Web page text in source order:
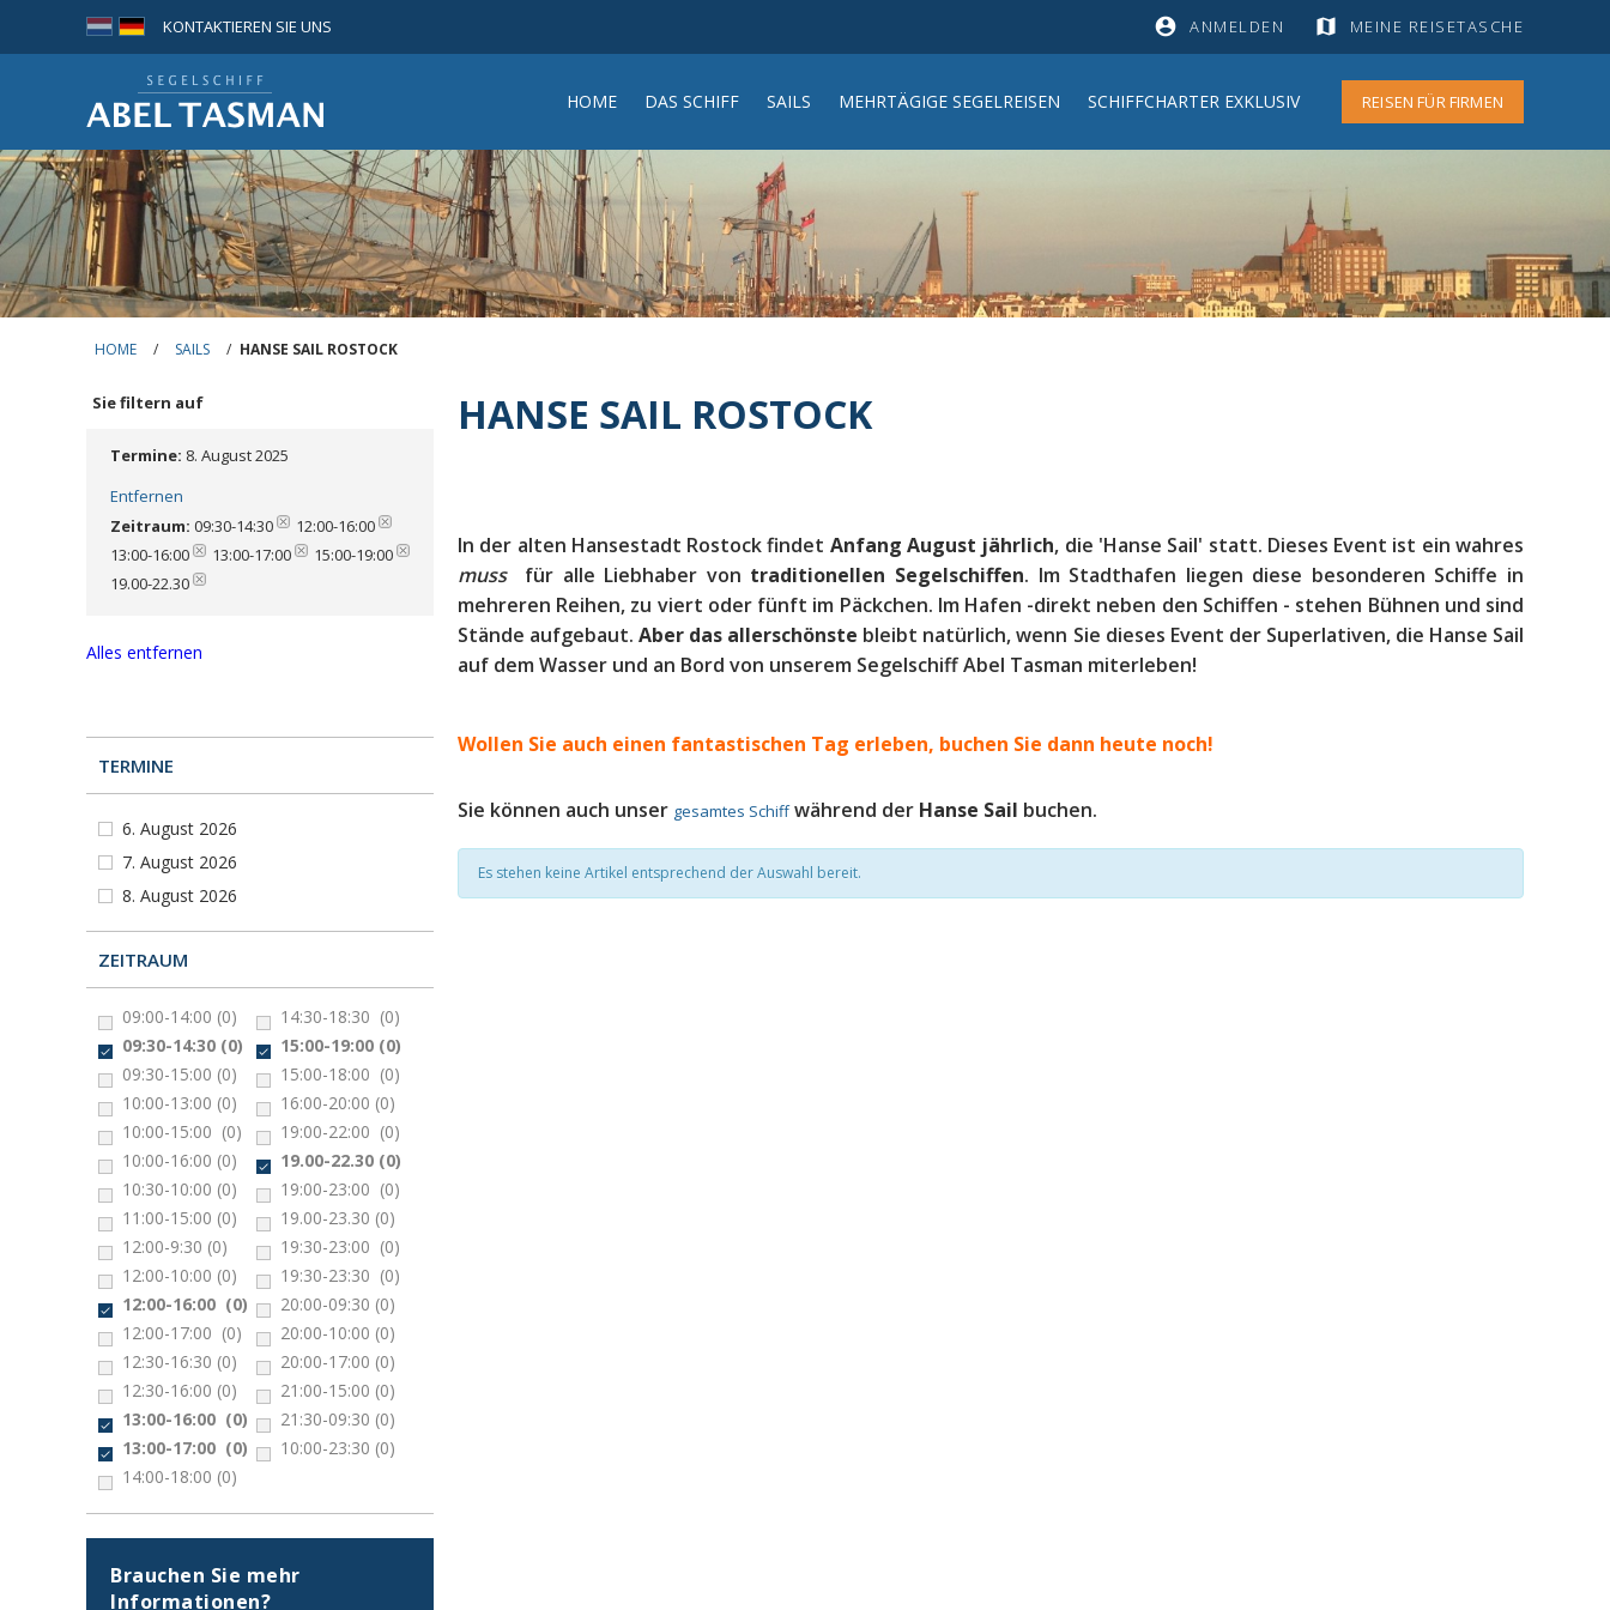
account_circle ANMELDEN map MEINE REISETASCHE
KONTAKTIEREN SIE UNS
REISEN FÜR FIRMEN
HOME DAS SCHIFF SAILS MEHRTÄGIGE SEGELREISEN SCHIFFCHARTER EXKLUSIV
HOME / SAILS / HANSE SAIL ROSTOCK
Sie filtern auf
Termine:
Entfernen
8. August 2025
Zeitraum: 09:30-14:30
12:00-16:00
13:00-16:00
13:00-17:00
15:00-19:00
19.00-22.30
Alles entfernen
TERMINE
6. August 2026
7. August 2026
8. August 2026
ZEITRAUM
09:00-14:00 (0)
09:30-14:30 (0)
09:30-15:00 (0)
10:00-13:00 (0)
10:00-15:00 (0)
10:00-16:00 (0)
10:30-10:00 (0)
11:00-15:00 (0)
12:00-9:30 (0)
12:00-10:00 (0)
12:00-16:00 (0)
12:00-17:00 (0)
12:30-16:30 (0)
12:30-16:00 (0)
13:00-16:00 (0)
13:00-17:00 (0)
14:00-18:00 (0)
14:30-18:30 (0)
15:00-19:00 (0)
15:00-18:00 (0)
16:00-20:00 (0)
19:00-22:00 (0)
19.00-22.30 (0)
19:00-23:00 (0)
19.00-23.30 (0)
19:30-23:00 (0)
19:30-23:30 (0)
20:00-09:30 (0)
20:00-10:00 (0)
20:00-17:00 (0)
21:00-15:00 (0)
21:30-09:30 (0)
10:00-23:30 (0)
HANSE SAIL ROSTOCK
In der alten Hansestadt Rostock findet Anfang August jährlich, die 'Hanse Sail' statt. Dieses Event ist ein wahres
muss
für alle Liebhaber von traditionellen Segelschiffen. Im Stadthafen liegen diese besonderen Schiffe in
mehreren Reihen, zu viert oder fünft im Päckchen. Im Hafen -direkt neben den Schiffen - stehen Bühnen und sind
Stände aufgebaut.Aber das allerschönste bleibt natürlich, wenn Sie dieses Event der Superlativen, die Hanse Sail
auf dem Wasser und an Bord von unserem Segelschiff Abel Tasman miterleben!
Wollen Sie auch einen fantastischen Tag erleben, buchen Sie dann heute noch!
Sie können auch unser gesamtes Schiffwährend der Hanse Sail buchen.
Es stehen keine Artikel entsprechend der Auswahl bereit.
Brauchen Sie mehr
Informationen?